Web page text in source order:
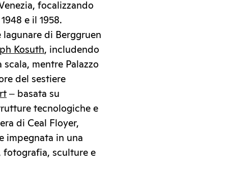
focalizzando
e il 1958.
lagunare di Berggruen
Kosuth, includendo
mentre Palazzo
del sestiere
‒ basata su
tecnologiche e
di Ceal Floyer,
impegnata in una
fotografia, sculture e